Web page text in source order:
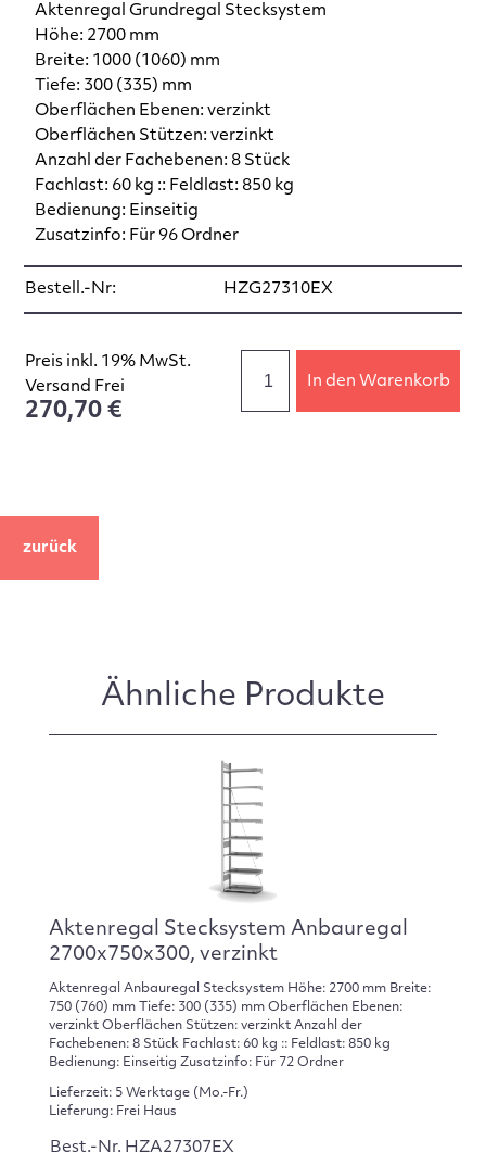
Aktenregal Grundregal Stecksystem
Höhe: 2700 mm
Breite: 1000 (1060) mm
Tiefe: 300 (335) mm
Oberflächen Ebenen: verzinkt
Oberflächen Stützen: verzinkt
Anzahl der Fachebenen: 8 Stück
Fachlast: 60 kg :: Feldlast: 850 kg
Bedienung: Einseitig
Zusatzinfo: Für 96 Ordner
Bestell.-Nr: HZG27310EX
Preis inkl. 19% MwSt.
Versand Frei
270,70 €
In den Warenkorb
zurück
Ähnliche Produkte
Aktenregal Stecksystem Anbauregal
2700x750x300, verzinkt
Aktenregal Anbauregal Stecksystem Höhe: 2700 mm Breite:
750 (760) mm Tiefe: 300 (335) mm Oberflächen Ebenen:
verzinkt Oberflächen Stützen: verzinkt Anzahl der
Fachebenen: 8 Stück Fachlast: 60 kg :: Feldlast: 850 kg
Bedienung: Einseitig Zusatzinfo: Für 72 Ordner
Lieferzeit: 5 Werktage (Mo.-Fr.)
Lieferung: Frei Haus
Best.-Nr. HZA27307EX